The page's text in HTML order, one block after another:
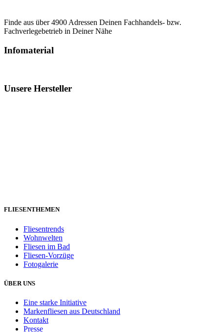
Finde aus über 4900 Adressen Deinen Fachhandels- bzw.
Fachverlegebetrieb in Deiner Nähe
Infomaterial
Unsere Hersteller
FLIESENTHEMEN
Fliesentrends
Wohnwelten
Fliesen im Bad
Fliesen-Vorzüge
Fotogalerie
ÜBER UNS
Eine starke Initiative
Markenfliesen aus Deutschland
Kontakt
Presse